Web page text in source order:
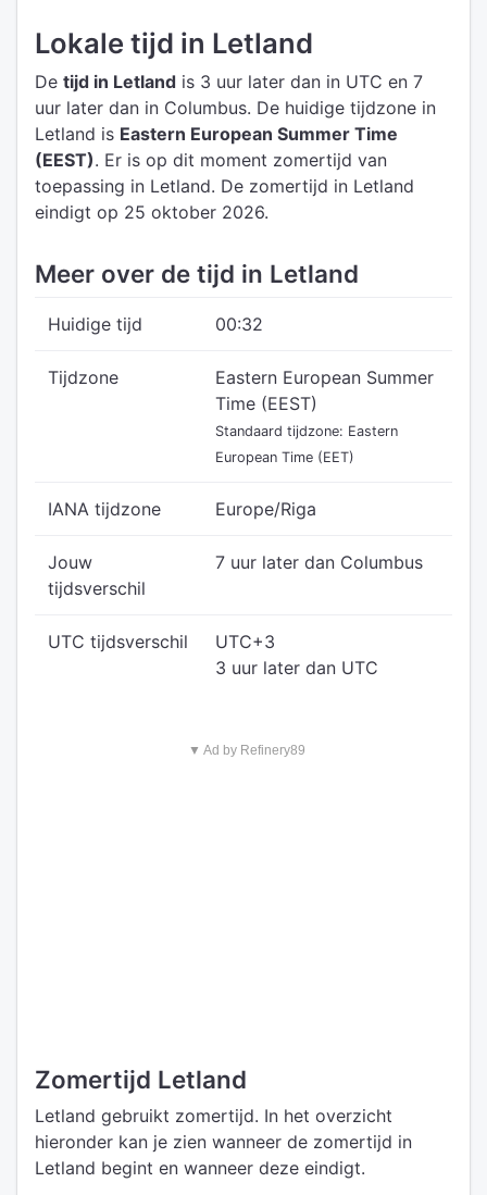
Lokale tijd in Letland
De tijd in Letland is 3 uur later dan in UTC en 7
uur later dan in Columbus. De huidige tijdzone in
Letland is Eastern European Summer Time
(EEST). Er is op dit moment zomertijd van
toepassing in Letland. De zomertijd in Letland
eindigt op 25 oktober 2026.
Meer over de tijd in Letland
Huidige tijd 00:32
Tijdzone
Eastern European Summer
Time (EEST)
Standaard tijdzone: Eastern
European Time (EET)
IANA tijdzone Europe/Riga
Jouw
tijdsverschil
7 uur later dan Columbus
UTC tijdsverschil
UTC+3
3 uur later dan UTC
▼ Ad by Refinery89
Zomertijd Letland
Letland gebruikt zomertijd. In het overzicht
hieronder kan je zien wanneer de zomertijd in
Letland begint en wanneer deze eindigt.